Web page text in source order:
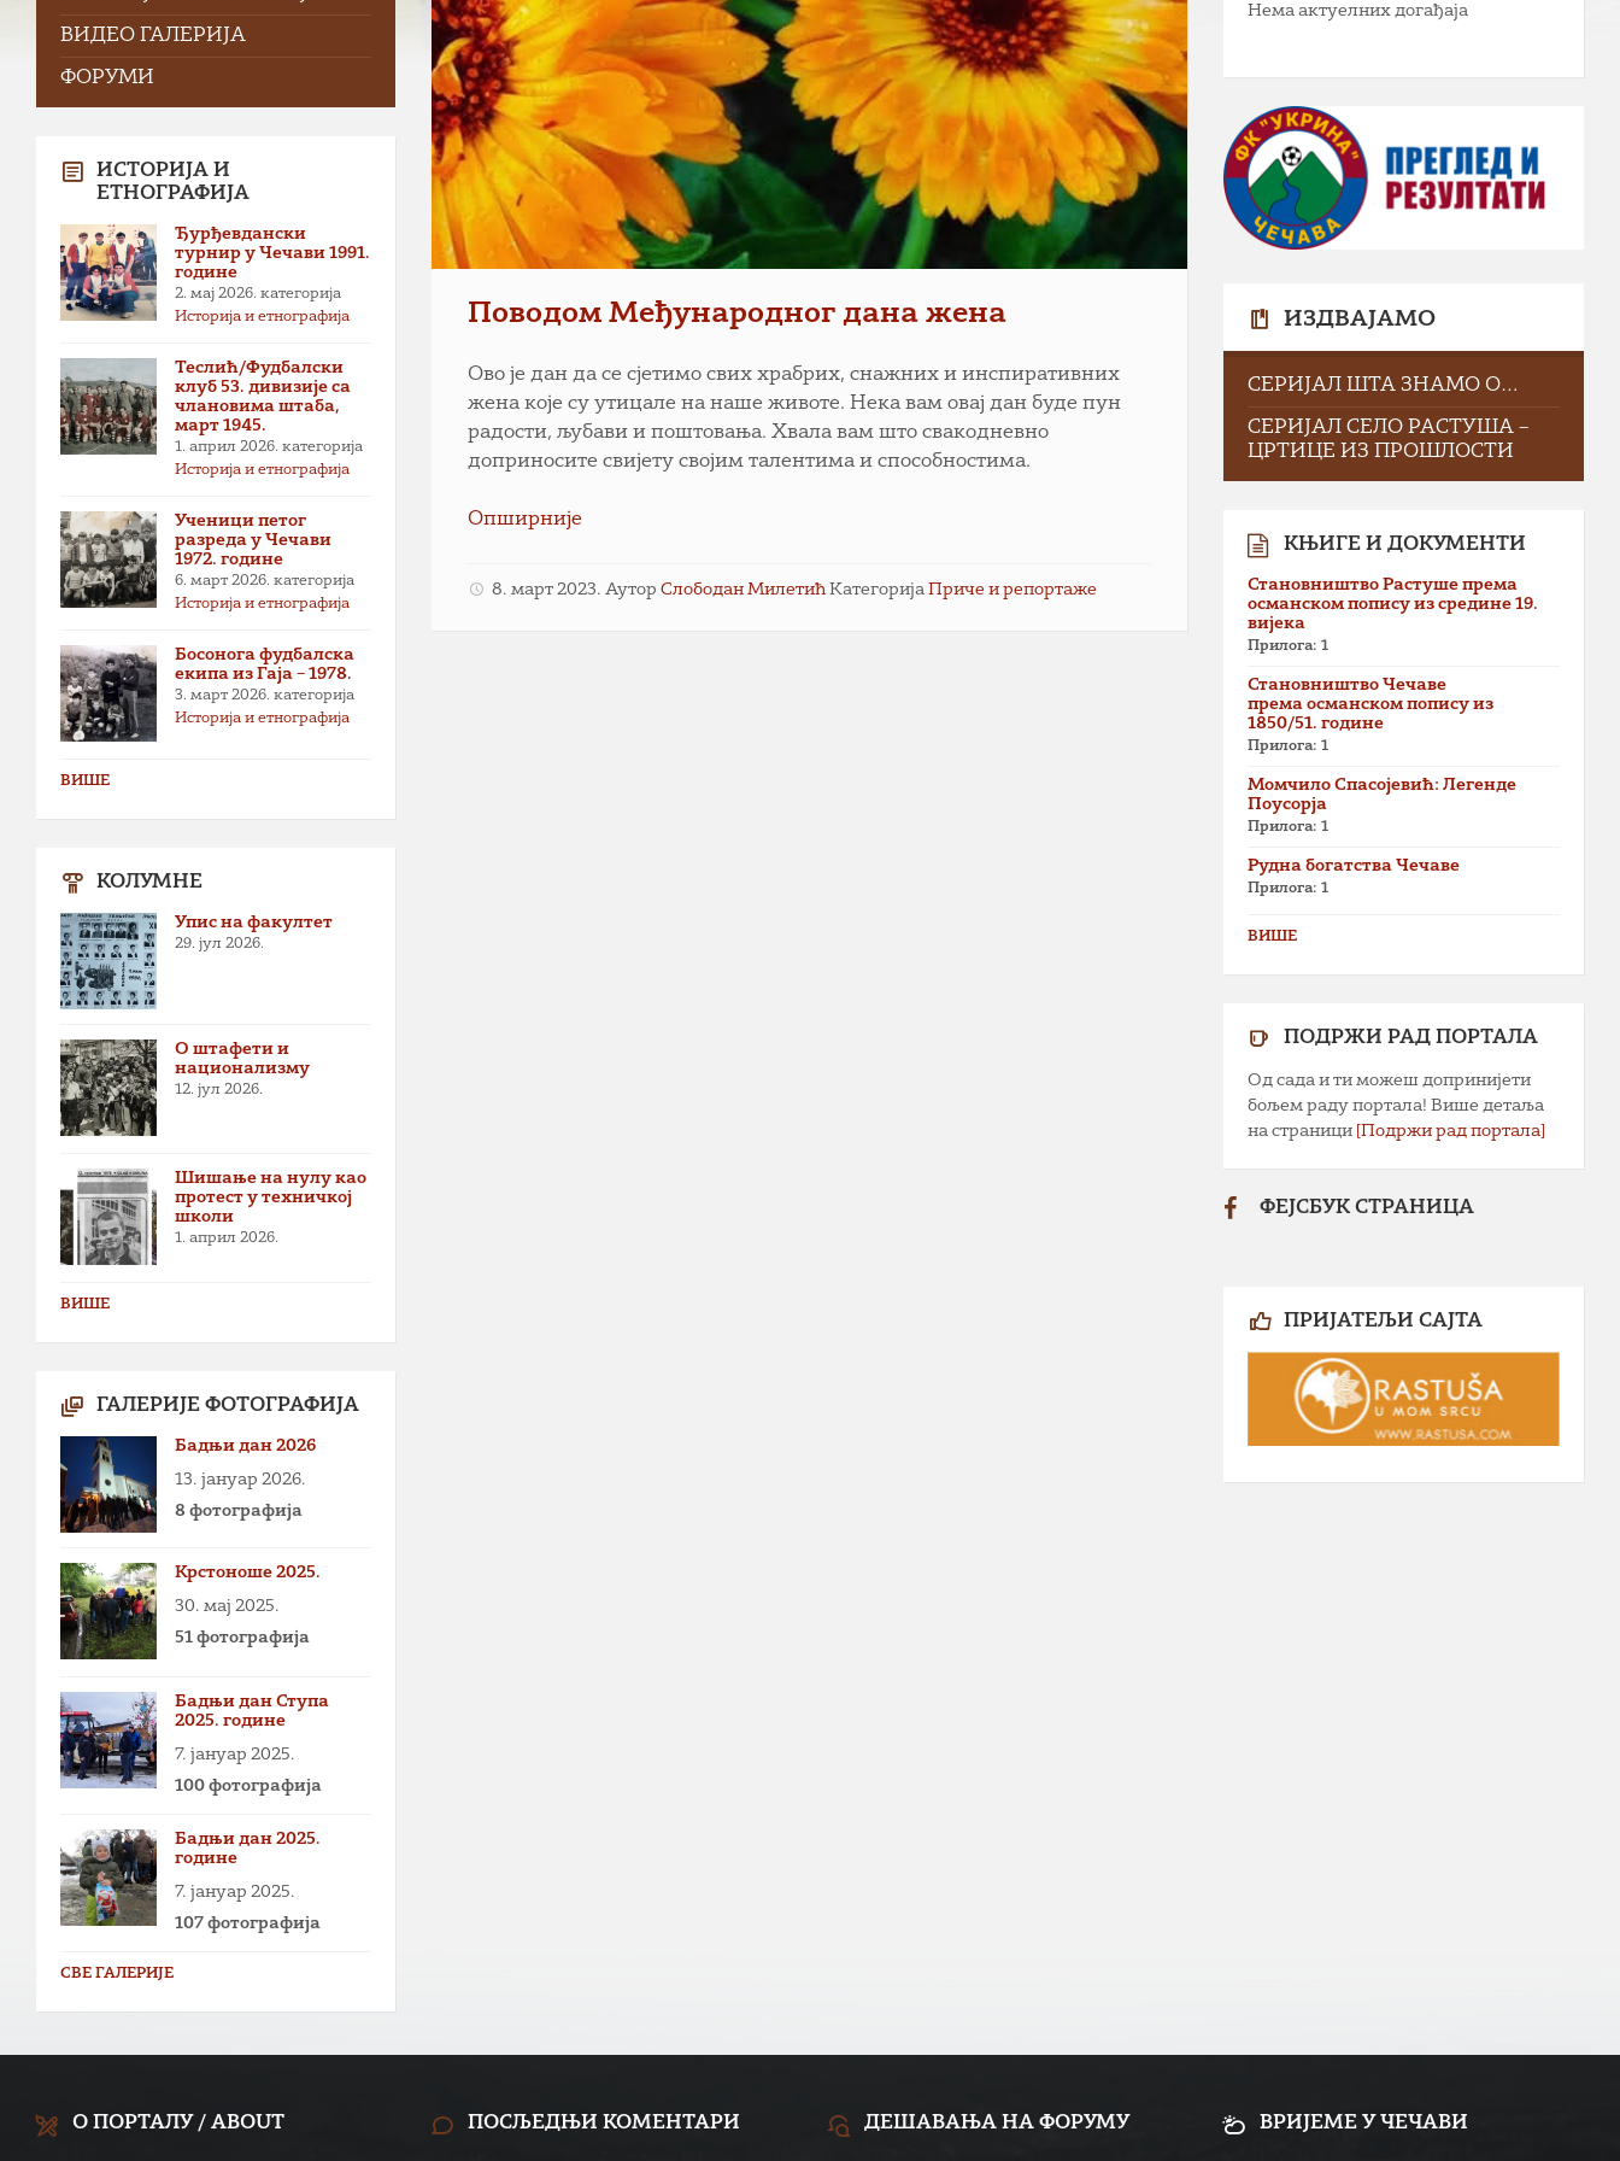
Поводом Међународног дана жена
Ово је дан да се сјетимо свих храбрих, снажних и инспиративних
жена које су утицале на наше животе. Нека вам овај дан буде пун
радости, љубави и поштовања. Хвала вам што свакодневно
доприносите свијету својим талентима и способностима.
Опширније
8. март 2023. АуторСлободан Милетић КатегоријаПриче и репортаже
ВИДЕО ГАЛЕРИЈА
ФОРУМИ
ИСТОРИЈА И
ЕТНОГРАФИЈА
Ђурђевдански
турнир у Чечави 1991.
године
2. мај 2026. категорија
Историја и етнографија
Теслић/Фудбалски
клуб 53. дивизије са
члановима штаба,
март 1945.
1. април 2026. категорија
Историја и етнографија
Ученици петог
разреда у Чечави
1972. године
6. март 2026. категорија
Историја и етнографија
Босонога фудбалска
екипа из Гаја – 1978.
3. март 2026. категорија
Историја и етнографија
ВИШЕ
КОЛУМНЕ
Упис на факултет
29. јул 2026.
О штафети и
национализму
12. јул 2026.
Шишање на нулу као
протест у техничкој
школи
1. април 2026.
ВИШЕ
ГАЛЕРИЈЕ ФОТОГРАФИЈА
Бадњи дан 2026
13. јануар 2026.
8 фотографија
Крстоноше 2025.
30. мај 2025.
51 фотографија
Бадњи дан Ступа
2025. године
7. јануар 2025.
100 фотографија
Бадњи дан 2025.
године
7. јануар 2025.
107 фотографија
СВЕ ГАЛЕРИЈЕ
Нема актуелних догађаја
ИЗДВАЈАМО
СЕРИЈАЛ ШТА ЗНАМО О…
СЕРИЈАЛ СЕЛО РАСТУША –
ЦРТИЦЕ ИЗ ПРОШЛОСТИ
КЊИГЕ И ДОКУМЕНТИ
Становништво Растуше према
османском попису из средине 19.
вијека
Прилога: 1
Становништво Чечаве
према османском попису из
1850/51. године
Прилога: 1
Момчило Спасојевић: Легенде
Поусорја
Прилога: 1
Рудна богатства Чечаве
Прилога: 1
ВИШЕ
ПОДРЖИ РАД ПОРТАЛА
Од сада и ти можеш допринијети
бољем раду портала! Више детаља
на страници [Подржи рад портала]
ФЕЈСБУК СТРАНИЦА
ПРИЈАТЕЉИ САЈТА
О ПОРТАЛУ / ABOUT ПОСЉЕДЊИ КОМЕНТАРИ ДЕШАВАЊА НА ФОРУМУ ВРИЈЕМЕ У ЧЕЧАВИ